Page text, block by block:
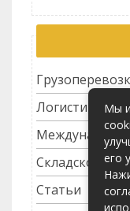
Логистика
Складское
Статьи
Мы
его